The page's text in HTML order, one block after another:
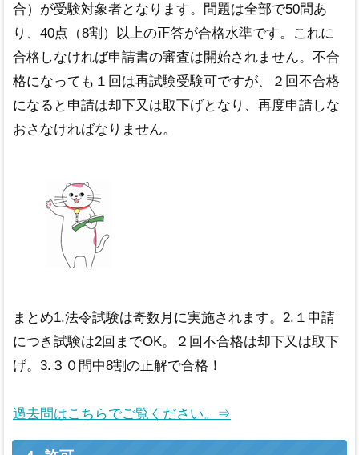
合）が受験対象者となります。問題は全部で50問あ
り、40点（8割）以上の正答が合格水準です。これに
合格しなければ申請書の審査は開始されません。不合
格になっても１回は再試験受験可ですが、２回不合格
になると申請は却下又は取下げとなり、再度申請しな
おさなければなりません。
まとめ1.法令試験は奇数月に実施されます。2.１申請
につき試験は2回までOK。２回不合格は却下又は取下
げ。3.３０問中8割の正解で合格！
過去問はこちらでご覧ください。⇒